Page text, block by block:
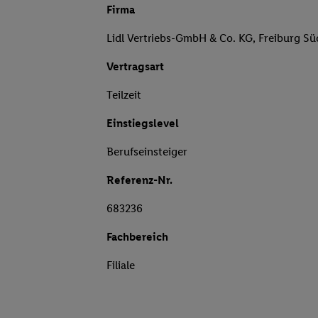
Firma
Lidl Vertriebs-GmbH & Co. KG, Freiburg
Vertragsart
Teilzeit
Einstiegslevel
Berufseinsteiger
Referenz-Nr.
683236
Fachbereich
Filiale